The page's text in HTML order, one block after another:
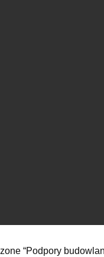
“Podpory